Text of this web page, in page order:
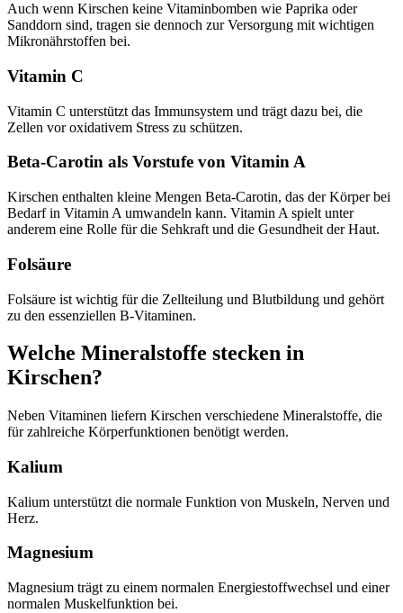
Auch wenn Kirschen keine Vitaminbomben wie Paprika oder
Sanddorn sind, tragen sie dennoch zur Versorgung mit wichtigen
Mikronährstoffen bei.
Vitamin C
Vitamin C unterstützt das Immunsystem und trägt dazu bei, die
Zellen vor oxidativem Stress zu schützen.
Beta-Carotin als Vorstufe von Vitamin A
Kirschen enthalten kleine Mengen Beta-Carotin, das der Körper bei
Bedarf in Vitamin A umwandeln kann. Vitamin A spielt unter
anderem eine Rolle für die Sehkraft und die Gesundheit der Haut.
Folsäure
Folsäure ist wichtig für die Zellteilung und Blutbildung und gehört
zu den essenziellen B-Vitaminen.
Welche Mineralstoffe stecken in
Kirschen?
Neben Vitaminen liefern Kirschen verschiedene Mineralstoffe, die
für zahlreiche Körperfunktionen benötigt werden.
Kalium
Kalium unterstützt die normale Funktion von Muskeln, Nerven und
Herz.
Magnesium
Magnesium trägt zu einem normalen Energiestoffwechsel und einer
normalen Muskelfunktion bei.